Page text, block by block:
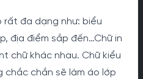
rất đa dạng như: biểu
địa điểm sắp đến…Chữ in
chữ khác nhau. Chữ kiểu
chắc chắn sẽ làm áo lớp